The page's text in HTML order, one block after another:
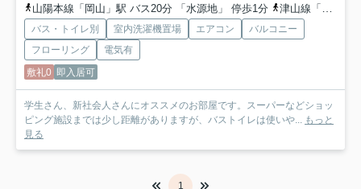
山陽本線「岡山」駅 バス20分 「水源地」 停歩1分
津山線「法界院」駅 徒歩13分
バス・トイレ別 室内洗濯機置場 エアコン
バルコニー
フローリング
電気有
敷礼0 即入居可
学生さん、新社会人さんにオススメのお部屋です。スーパーなどショッ
ピング施設までは少し距離がありますが、バストイレは使いや... もっと
見る
1